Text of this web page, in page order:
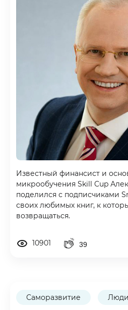
Известный финансист и
микрообучения Skill Cup
поделился с подписчиками
своих любимых книг, к
возвращаться.
10901 39
Саморазвитие Люди